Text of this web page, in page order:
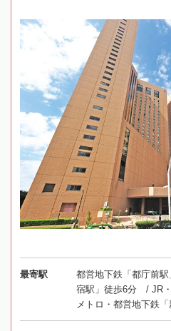
最寄駅
都営地下鉄「都庁前
宿駅」徒歩6分 / JR
メトロ・都営地下鉄